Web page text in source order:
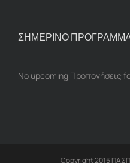
ΣΗΜΕΡΙΝΟ
No upcoming Προπονήσεις
Copyright 2015